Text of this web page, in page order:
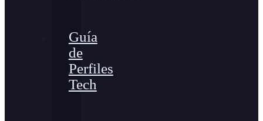
Guía
de
Perfiles
Tech